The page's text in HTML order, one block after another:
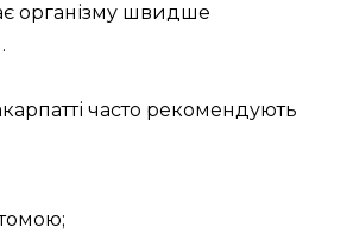
організму швидше
часто рекомендують